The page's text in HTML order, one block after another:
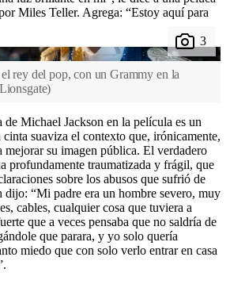
Miles Teller. Agrega: “Estoy aquí para
rey del pop, con un Grammy en la
)
de Michael Jackson en la película es un
suaviza el contexto que, irónicamente,
mejorar su imagen pública. El verdadero
profundamente traumatizada y frágil, que
sobre los abusos que sufrió de
dijo: “Mi padre era un hombre severo, muy
cables, cualquier cosa que tuviera a
que a veces pensaba que no saldría de
que parara, y yo solo quería
miedo que con solo verlo entrar en casa